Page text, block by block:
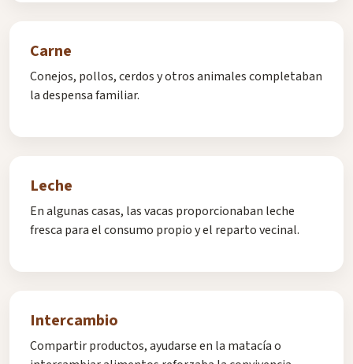
Carne
Conejos, pollos, cerdos y otros animales completaban
la despensa familiar.
Leche
En algunas casas, las vacas proporcionaban leche
fresca para el consumo propio y el reparto vecinal.
Intercambio
Compartir productos, ayudarse en la matacía o